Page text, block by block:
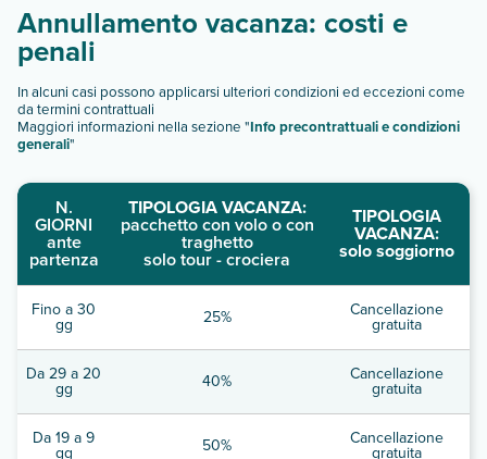
Annullamento vacanza: costi e
penali
In alcuni casi possono applicarsi ulteriori condizioni ed eccezioni come
da termini contrattuali
Maggiori informazioni nella sezione "Info precontrattuali e condizioni
generali"
N.
GIORNI
ante
partenza
TIPOLOGIA VACANZA:
pacchetto con volo o con
traghetto
solo tour - crociera
TIPOLOGIA
VACANZA:
solo soggiorno
Fino a 30
gg 25% Cancellazione
gratuita
Da 29 a 20
gg 40% Cancellazione
gratuita
Da 19 a 9
gg 50% Cancellazione
gratuita